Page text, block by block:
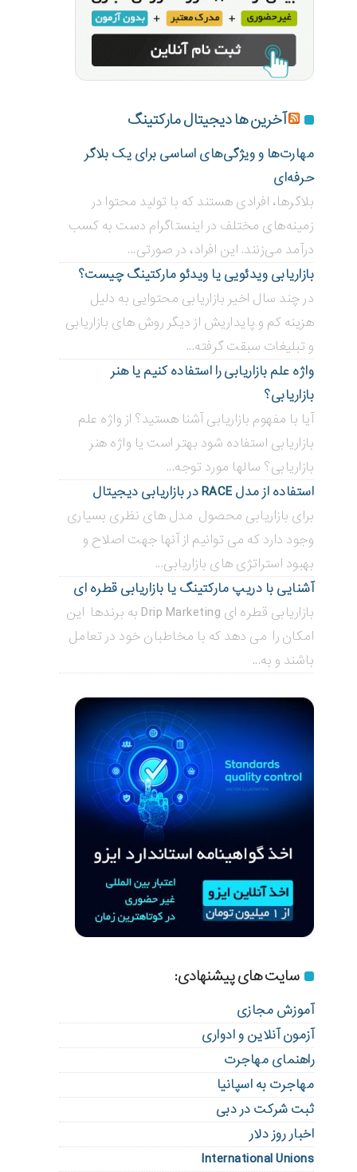
آخرین ها دیجیتال مارکتینگ
مهارت‌ها و ویژگی‌های اساسی برای یک بلاگر
حرفه‌ای
بلاگر‌ها، افرادی هستند که با تولید محتوا در
زمینه‌های مختلف در اینستاگرام دست به کسب
درآمد می‌زنند. این افراد، در صورتی...
بازاریابی ویدئویی ‌یا ویدئو مارکتینگ چیست؟
در چند سال اخیر بازاریابی محتوایی به دلیل
هزینه کم و پایداریش از دیگر روش های بازاریابی
و تبلیغات سبقت گرفته...
واژه علم بازاریابی را استفاده کنیم یا هنر
بازاریابی؟
آیا با مفهوم بازاریابی آشنا هستید؟ از واژه علم
بازاریابی استفاده شود بهتر است یا واژه هنر
بازاریابی؟ سالها مورد توجه...
استفاده از مدل RACE در بازاریابی دیجیتال
برای بازاریابی محصول مدل های نظری بسیاری
وجود دارد که می توانیم از آنها جهت اصلاح و
بهبود استراتژی های بازاریابی...
آشنایی با دریپ مارکتینگ یا بازاریابی قطره ای
بازاریابی قطره ای Drip Marketing به برندها این
امکان را می دهد که با مخاطبان خود در تعامل
باشند و به...
سایت های پیشنهادی:
آموزش مجازی
آزمون آنلاین و ادواری
راهنمای مهاجرت
مهاجرت به اسپانیا
ثبت شرکت در دبی
اخبار روز دلار
International Unions